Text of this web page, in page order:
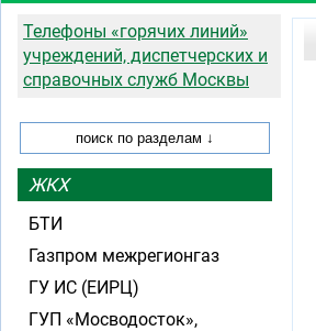
Телефоны «горячих линий»
учреждений, диспетчерских и
справочных служб Москвы
ЖКХ
БТИ
Газпром межрегионгаз
ГУ ИС (ЕИРЦ)
ГУП «Мосводосток»,